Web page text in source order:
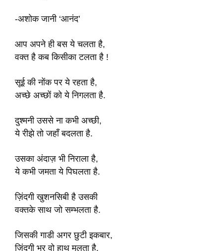
-अशोक जानी ‘आनंद’
आप अपने ही बस ये चलता है,
वक्त है कब किसीका टलता है !
सूई की नोंक पर ये रहता है,
अच्छे अच्छों को ये निगलता है.
दुश्मनी उससे ना कभी अच्छी,
ये रीझे तो जहाँ बदलता है.
उसका अंदाज़ भी निराला है,
ये कभी जमता ये पिघलता है.
ज़िंदगी खुशनसिबी है उसकी
वक्तके साथ जो सम्भलता है.
जिसकी गाडी अगर छुटी इकबार,
ज़िंदगी भर वो हाथ मलता है.